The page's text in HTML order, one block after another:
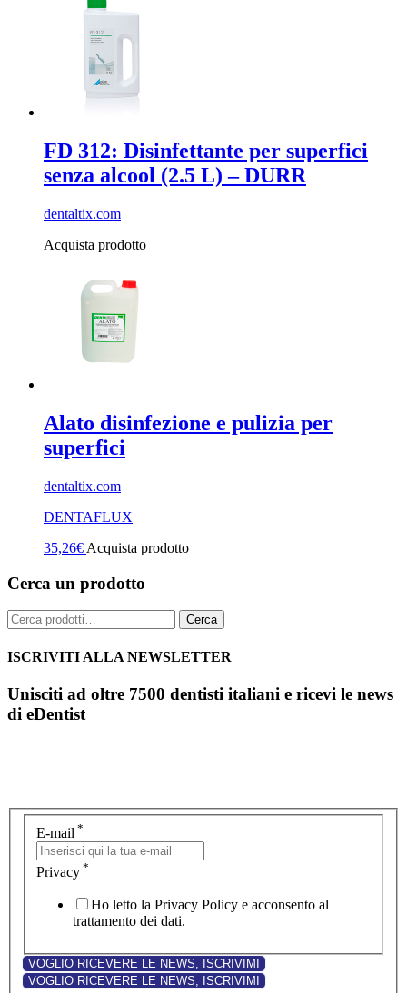
FD 312: Disinfettante per superfici
senza alcool (2.5 L) – DURR
dentaltix.com
Acquista prodotto
Alato disinfezione e pulizia per
superfici
dentaltix.com
DENTAFLUX
35,26€ Acquista prodotto
Cerca un prodotto
Cerca: Cerca
ISCRIVITI ALLA NEWSLETTER
Unisciti ad oltre 7500 dentisti italiani e ricevi le news
di eDentist
E-mail *
Privacy *
Ho letto la Privacy Policy e acconsento al
trattamento dei dati.